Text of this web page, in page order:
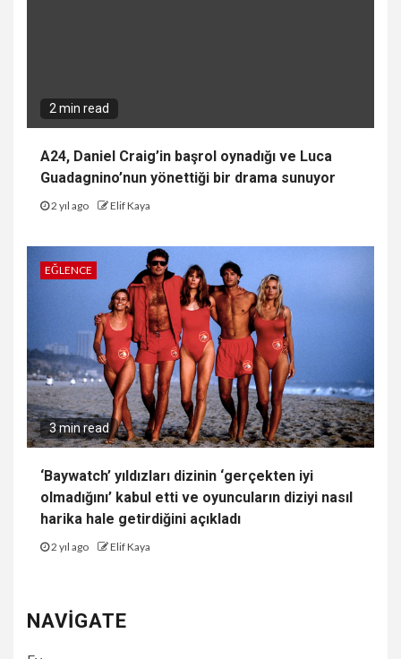
2 min read
A24, Daniel Craig’in başrol oynadığı ve Luca
Guadagnino’nun yönettiği bir drama sunuyor
2 yıl ago Elif Kaya
EĞLENCE
3 min read
‘Baywatch’ yıldızları dizinin ‘gerçekten iyi
olmadığını’ kabul etti ve oyuncuların diziyi nasıl
harika hale getirdiğini açıkladı
2 yıl ago Elif Kaya
NAVIGATE